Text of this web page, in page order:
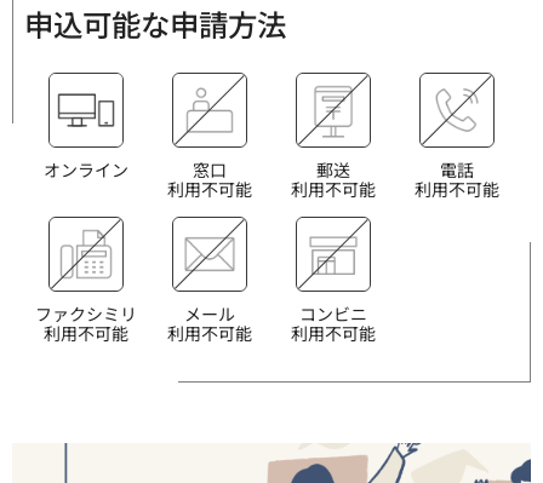
申込可能な申請方法
オンライン
窓口
利用不可能
郵送
利用不可能
電話
利用不可能
ファクシミリ
利用不可能
メール
利用不可能
コンビニ
利用不可能